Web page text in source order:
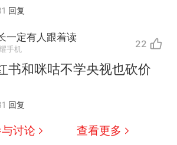
回复
一定有人跟着读
手机 22
书和咪咕不学央视也砍价
回复
讨论 查看更多